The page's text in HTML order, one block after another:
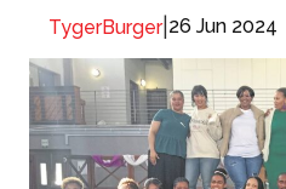
TygerBurger| 26 Jun 2024